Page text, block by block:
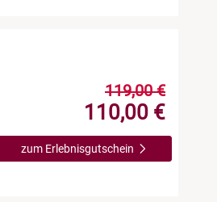
119,00 €
110,00 €
zum Erlebnisgutschein